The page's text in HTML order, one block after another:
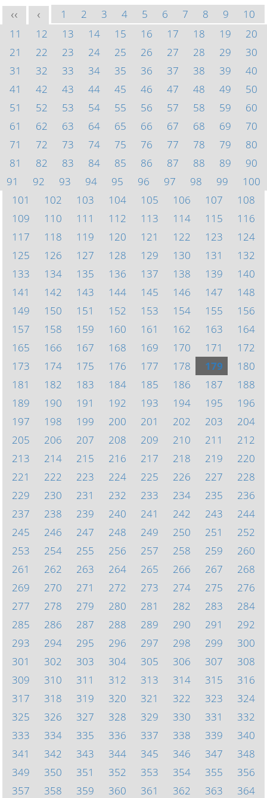
<< < 1 2 3 4 5 6 7 8 9
10
11
12 13 14 15 16 17 18 19
20
21
22 23 24 25 26 27 28 29
30
31
32 33 34 35 36 37 38 39
40
41
42 43 44 45 46 47 48 49
50
51
52 53 54 55 56 57 58 59
60
61
62 63 64 65 66 67 68 69
70
71
72 73 74 75 76 77 78 79
80
81
82 83 84 85 86 87 88 89
90
91
92 93 94 95 96 97 98 99
100
101
102 103 104 105 106 107
108
109
110 111 112 113 114 115
116
117
118 119 120 121 122 123
124
125
126 127 128 129 130 131
132
133
134 135 136 137 138 139
140
141
142 143 144 145 146 147
148
149
150 151 152 153 154 155
156
157
158 159 160 161 162 163
164
165
166 167 168 169 170 171
172
173
174 175 176 177 178 179
180
181
182 183 184 185 186 187
188
189
190 191 192 193 194 195
196
197
198 199 200 201 202 203
204
205
206 207 208 209 210 211
212
213
214 215 216 217 218 219
220
221
222 223 224 225 226 227
228
229
230 231 232 233 234 235
236
237
238 239 240 241 242 243
244
245
246 247 248 249 250 251
252
253
254 255 256 257 258 259
260
261
262 263 264 265 266 267
268
269
270 271 272 273 274 275
276
277
278 279 280 281 282 283
284
285
286 287 288 289 290 291
292
293
294 295 296 297 298 299
300
301
302 303 304 305 306 307
308
309
310 311 312 313 314 315
316
317
318 319 320 321 322 323
324
325
326 327 328 329 330 331
332
333
334 335 336 337 338 339
340
341
342 343 344 345 346 347
348
349
350 351 352 353 354 355
356
357
358 359 360 361 362 363 364